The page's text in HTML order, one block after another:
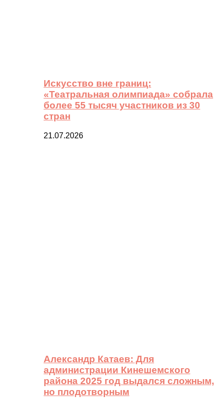
Искусство вне границ:
«Театральная олимпиада» собрала
более 55 тысяч участников из 30
стран
21.07.2026
Александр Катаев: Для
администрации Кинешемского
района 2025 год выдался сложным,
но плодотворным